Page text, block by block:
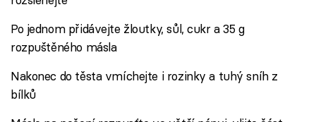
Po jednom přidávejte žloutky, sůl, cukr a 35 g
rozpuštěného másla
Nakonec do těsta vmíchejte i rozinky a tuhý sníh z
bílků